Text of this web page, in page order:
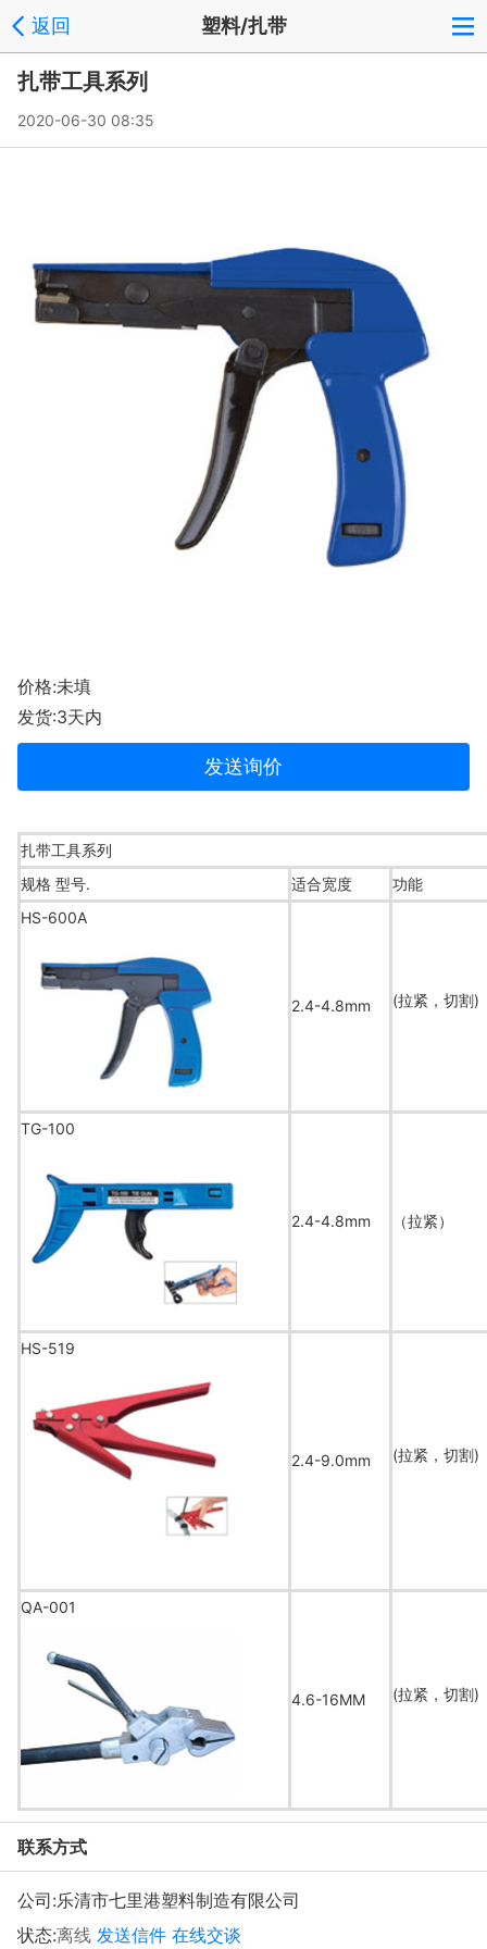
返回 塑料/扎带
扎带工具系列
2020-06-30 08:35
价格:未填
发货:3天内
发送询价
扎带工具系列
规格 型号.
适合宽度
功能
HS-600A
2.4-4.8mm (拉紧，切割)
TG-100
2.4-4.8mm （拉紧）
HS-519
2.4-9.0mm (拉紧，切割)
QA-001
4.6-16MM (拉紧，切割)
联系方式
公司:乐清市七里港塑料制造有限公司
状态:离线 发送信件 在线交谈